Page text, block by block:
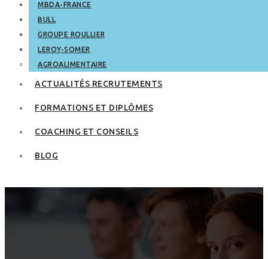
MBDA-FRANCE
BULL
GROUPE ROULLIER
LEROY-SOMER
AGROALIMENTAIRE
ACTUALITÉS RECRUTEMENTS
FORMATIONS ET DIPLÔMES
COACHING ET CONSEILS
BLOG